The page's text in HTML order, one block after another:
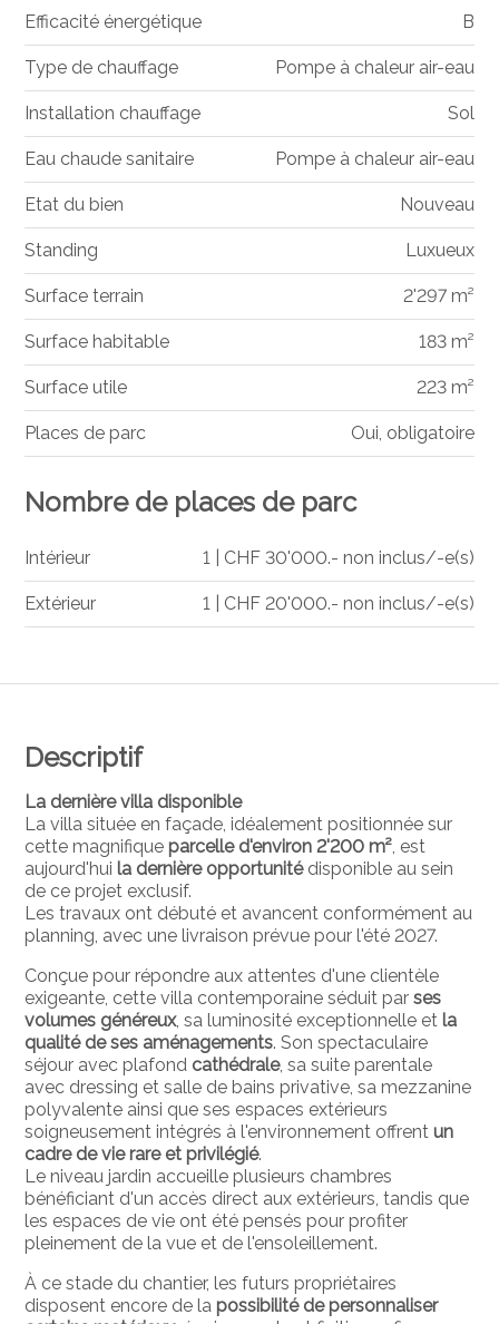
Descriptif
La dernière villa disponible
La villa située en façade, idéalement positionnée sur
cette magnifiqueparcelle d'environ 2'200 m² , est
aujourd'hui la dernière opportunitédisponible au sein
de ce projet exclusif.
Les travaux ont débuté et avancent conformément au
planning, avec une livraison prévue pour l'été 2027.
Conçue pour répondre aux attentes d'une clientèle
exigeante, cette villa contemporaine séduit parses
volumes généreux, sa luminosité exceptionnelle et la
qualité de ses aménagements. Son spectaculaire
séjour avec plafond cathédrale, sa suite parentale
avec dressing et salle de bains privative, sa mezzanine
polyvalente ainsi que ses espaces extérieurs
soigneusement intégrés à l'environnement offrentun
cadre de vie rare et privilégié.
Le niveau jardin accueille plusieurs chambres
bénéficiant d'un accès direct aux extérieurs, tandis que
les espaces de vie ont été pensés pour profiter
pleinement de la vue et de l'ensoleillement.
À ce stade du chantier, les futurs propriétaires
disposent encore de lapossibilité de personnaliser
Efficacité énergétique B
Type de chauffage Pompe à chaleur air-eau
Installation chauffage Sol
Eau chaude sanitaire Pompe à chaleur air-eau
Etat du bien Nouveau
Standing Luxueux
Surface terrain 2'297 m²
Surface habitable 183 m²
Surface utile 223 m²
Places de parc Oui, obligatoire
Nombre de places de parc
Intérieur 1 | CHF 30'000.- non inclus/-e(s)
Extérieur 1 | CHF 20'000.- non inclus/-e(s)